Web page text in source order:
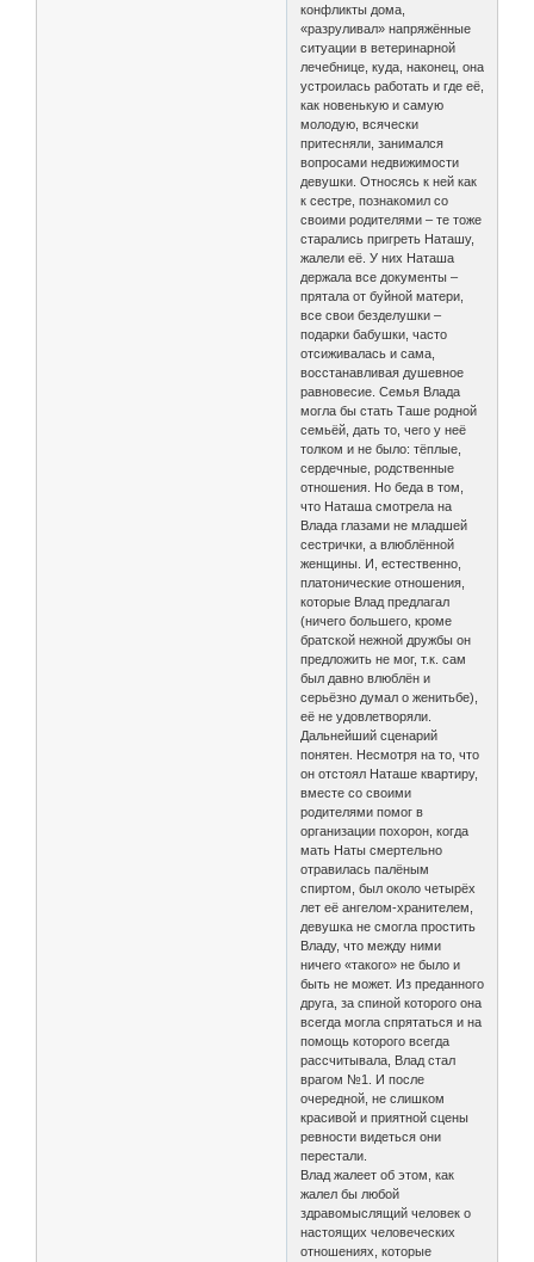
конфликты дома,
«разруливал» напряжённые
ситуации в ветеринарной
лечебнице, куда, наконец, она
устроилась работать и где её,
как новенькую и самую
молодую, всячески
притесняли, занимался
вопросами недвижимости
девушки. Относясь к ней как
к сестре, познакомил со
своими родителями – те тоже
старались пригреть Наташу,
жалели её. У них Наташа
держала все документы –
прятала от буйной матери,
все свои безделушки –
подарки бабушки, часто
отсиживалась и сама,
восстанавливая душевное
равновесие. Семья Влада
могла бы стать Таше родной
семьёй, дать то, чего у неё
толком и не было: тёплые,
сердечные, родственные
отношения. Но беда в том,
что Наташа смотрела на
Влада глазами не младшей
сестрички, а влюблённой
женщины. И, естественно,
платонические отношения,
которые Влад предлагал
(ничего большего, кроме
братской нежной дружбы он
предложить не мог, т.к. сам
был давно влюблён и
серьёзно думал о женитьбе),
её не удовлетворяли.
Дальнейший сценарий
понятен. Несмотря на то, что
он отстоял Наташе квартиру,
вместе со своими
родителями помог в
организации похорон, когда
мать Наты смертельно
отравилась палёным
спиртом, был около четырёх
лет её ангелом-хранителем,
девушка не смогла простить
Владу, что между ними
ничего «такого» не было и
быть не может. Из преданного
друга, за спиной которого она
всегда могла спрятаться и на
помощь которого всегда
рассчитывала, Влад стал
врагом №1. И после
очередной, не слишком
красивой и приятной сцены
ревности видеться они
перестали.
Влад жалеет об этом, как
жалел бы любой
здравомыслящий человек о
настоящих человеческих
отношениях, которые